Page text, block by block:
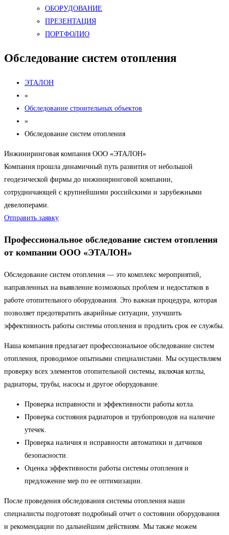
ОБОРУДОВАНИЕ
ПРЕЗЕНТАЦИЯ
ПОРТФОЛИО
Обследование систем отопления
ЭТАЛОН
»
Обследование строительных объектов
»
Обследование систем отопления
Инжиниринговая компания ООО «ЭТАЛОН»
Компания прошла динамичный путь развития от небольшой
геодезической фирмы до инжиниринговой компании,
сотрудничающей с крупнейшими российскими и зарубежными
девелоперами.
Отправить заявку
Профессиональное обследование систем отопления
от компании ООО «ЭТАЛОН»
Обследование систем отопления — это комплекс мероприятий,
направленных на выявление возможных проблем и недостатков в
работе отопительного оборудования. Это важная процедура, которая
позволяет предотвратить аварийные ситуации, улучшить
эффективность работы системы отопления и продлить срок ее службы.
Наша компания предлагает профессиональное обследование систем
отопления, проводимое опытными специалистами. Мы осуществляем
проверку всех элементов отопительной системы, включая котлы,
радиаторы, трубы, насосы и другое оборудование.
Проверка исправности и эффективности работы котла.
Проверка состояния радиаторов и трубопроводов на наличие
утечек.
Проверка наличия и исправности автоматики и датчиков
безопасности.
Оценка эффективности работы системы отопления и
предложение мер по ее оптимизации.
После проведения обследования системы отопления наши
специалисты подготовят подробный отчет о состоянии оборудования
и рекомендации по дальнейшим действиям. Мы также можем